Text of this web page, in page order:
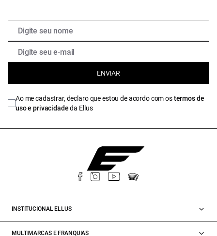
ENVIAR
Ao me cadastrar, declaro que estou de acordo com ostermos de
uso e privacidadeda Ellus
INSTITUCIONAL ELLUS
MULTIMARCAS E FRANQUIAS